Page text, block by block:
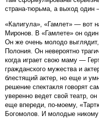
страна-тюрьма, а выход один
«Калигула», «Гамлет» — вот
Миронов. В «Гамлете» он
Он же очень молодо
Полония. Он невероятно
когда играет свою маму —
гражданского мужества и
блестящий актер, но еще и
решение спектакля говорят
уверенно ведет свой театр,
еще впереди, по-моему,
Богомолов. И молодые